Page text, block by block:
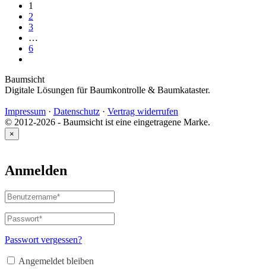
1
2
3
…
6
Baumsicht
Digitale Lösungen für Baumkontrolle & Baumkataster.
Impressum · Datenschutz · Vertrag widerrufen
© 2012-2026 - Baumsicht ist eine eingetragene Marke.
×
Anmelden
Benutzername
oder
E-
Mail-
Adresse*
Passwort*
Erforderlich
Passwort vergessen?
Angemeldet bleiben